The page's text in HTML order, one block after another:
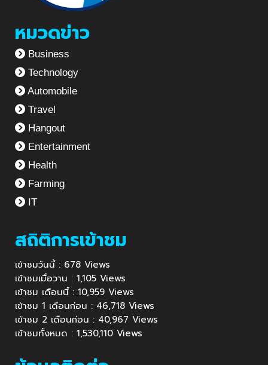
หมวดข่าว
Business
Technology
Automobile
Travel
Hangout
Entertainment
Health
Farming
IT
สถิติการเข้าชม
เข้าชมวันนี้ : 678 Views
เข้าชมเมื่อวาน : 1,105 Views
เข้าชม เดือนนี้ : 10,959 Views
เข้าชม 1 เดือนก่อน : 46,718 Views
เข้าชม 2 เดือนก่อน : 40,967 Views
เข้าชมทั้งหมด : 1,530,110 Views